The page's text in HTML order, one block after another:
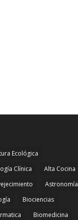
Ecológica
Clínica
Alta Cocina
Astronomía
Biociencias
Biomedicina